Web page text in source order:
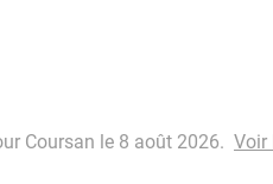
Coursan le 8 août 2026. Voir